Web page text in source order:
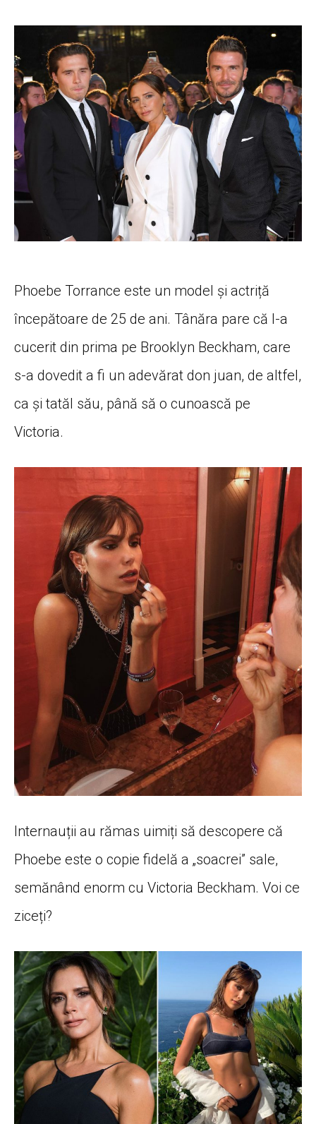
Phoebe Torrance este un model și actriță
începătoare de 25 de ani. Tânăra pare că l-a
cucerit din prima pe Brooklyn Beckham, care
s-a dovedit a fi un adevărat don juan, de altfel,
ca și tatăl său, până să o cunoască pe
Victoria.
Internauții au rămas uimiți să descopere că
Phoebe este o copie fidelă a „soacrei” sale,
semănând enorm cu Victoria Beckham. Voi ce
ziceți?